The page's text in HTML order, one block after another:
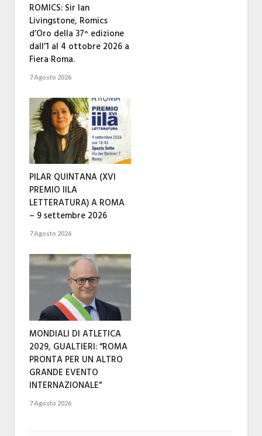
ROMICS: Sir Ian
Livingstone, Romics
d’Oro della 37^ edizione
dall’1 al 4 ottobre 2026 a
Fiera Roma.
7 Agosto 2026
PILAR QUINTANA (XVI
PREMIO IILA
LETTERATURA) A ROMA
– 9 settembre 2026
7 Agosto 2026
MONDIALI DI ATLETICA
2029, GUALTIERI: “ROMA
PRONTA PER UN ALTRO
GRANDE EVENTO
INTERNAZIONALE”
7 Agosto 2026